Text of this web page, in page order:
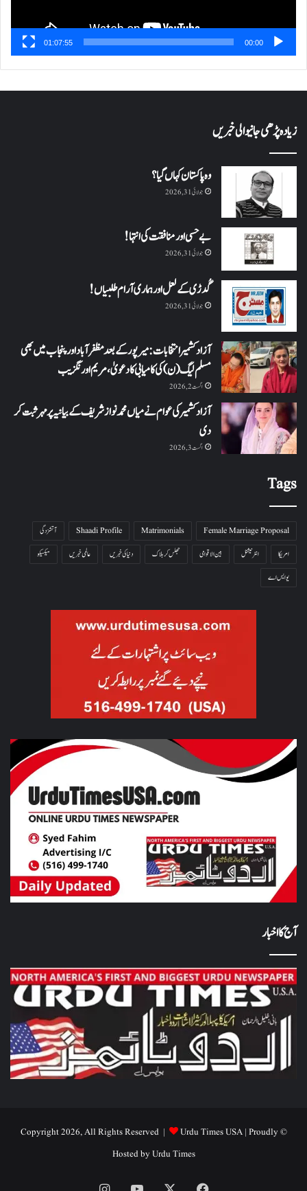
00:00
01:07:55
زیادہ پڑھی جانیوالی خبریں
وہ پاکستان کہاں گیا؟
جولائی 31, 2026
بے حسی اور منافقت کی انتہا !
جولائی 31, 2026
گُدڑی کے لعل اور ہماری آرام طلبیاں!
جولائی 31, 2026
آزاد کشمیر انتخابات: میرپور کے بعد مظفرآباد اور پنجاب میں بھی
مسلم لیگ (ن) کی کامیابی کا دعویٰ، مریم اورنگزیب
اگست 2, 2026
آزاد کشمیر کی عوام نے میاں محمد نواز شریف کے بیانیہ پر مہر ثبت کر
دی
اگست 3, 2026
Tags
Female Marriage Proposal
Matrimonials
Shaadi Profile
آتشزدگی
امریکا
انٹرنیشنل بین الاقوامی جھلس کر ہلاک دنیا کی خبریں عالمی خبریں
میکسیکو
یو ایس اے
آج کا اخبار
© Copyright 2026, All Rights Reserved |
Urdu Times USA| Proudly
Hosted byUrdu Times